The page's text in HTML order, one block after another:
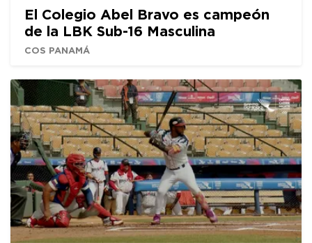
El Colegio Abel Bravo es campeón
de la LBK Sub-16 Masculina
COS PANAMÁ